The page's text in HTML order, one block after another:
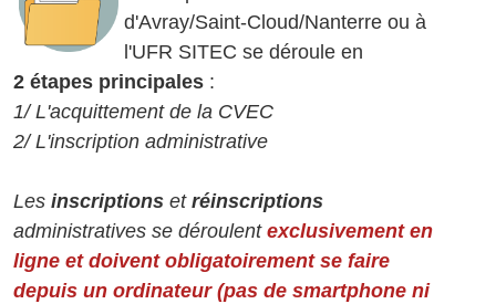
d'Avray/Saint-Cloud/Nanterre ou à
l'UFR SITEC se déroule en
2 étapes principales :
1/ L'acquittement de la CVEC
2/ L'inscription administrative
Les inscriptions et réinscriptions
administratives se déroulent exclusivement en
ligne et doivent obligatoirement se faire
depuis un ordinateur (pas de smartphone ni